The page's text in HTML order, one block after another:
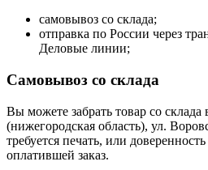
самовывоз со склада;
отправка по России через
Деловые линии;
Самовывоз со склада
Вы можете забрать товар со склада
(нижегородская область), ул.
требуется печать, или
оплатившей заказ.